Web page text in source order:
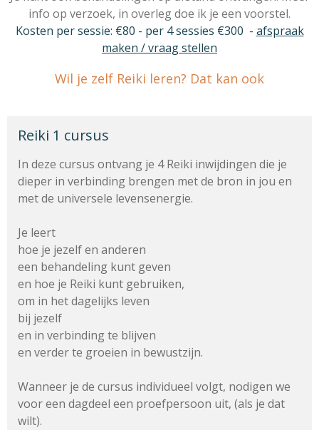
info op verzoek, in overleg doe ik je een voorstel.
Kosten per sessie: €80 - per 4 sessies €300 - afspraak
maken / vraag stellen
Wil je zelf Reiki leren? Dat kan ook
Reiki 1 cursus
In deze cursus ontvang je 4 Reiki inwijdingen die je
dieper in verbinding brengen met de bron in jou en
met de universele levensenergie.
Je leert
hoe je jezelf en anderen
een behandeling kunt geven
en hoe je Reiki kunt gebruiken,
om in het dagelijks leven
bij jezelf
en in verbinding te blijven
en verder te groeien in bewustzijn.
Wanneer je de cursus individueel volgt, nodigen we
voor een dagdeel een proefpersoon uit, (als je dat
wilt).